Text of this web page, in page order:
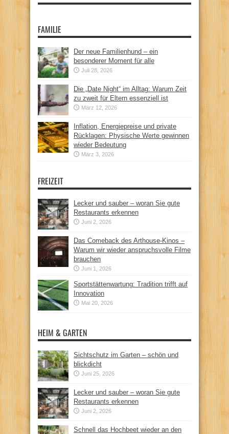
FAMILIE
Der neue Familienhund – ein
besonderer Moment für alle
Juli 28, 2026
Die „Date Night“ im Alltag: Warum Zeit
zu zweit für Eltern essenziell ist
März 12, 2026
Inflation, Energiepreise und private
Rücklagen: Physische Werte gewinnen
wieder Bedeutung
März 3, 2026
FREIZEIT
Lecker und sauber – woran Sie gute
Restaurants erkennen
Juni 2, 2026
Das Comeback des Arthouse-Kinos –
Warum wir wieder anspruchsvolle Filme
brauchen
Juni 1, 2026
Sportstättenwartung: Tradition trifft auf
Innovation
Mai 20, 2026
HEIM & GARTEN
Sichtschutz im Garten – schön und
blickdicht
Juni 25, 2026
Lecker und sauber – woran Sie gute
Restaurants erkennen
Juni 2, 2026
Schnell das Hochbeet wieder an den